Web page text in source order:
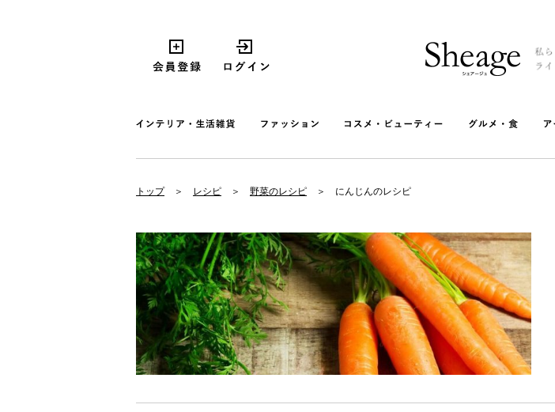
トップ レシピ 野菜のレシピ にんじんのレシピ